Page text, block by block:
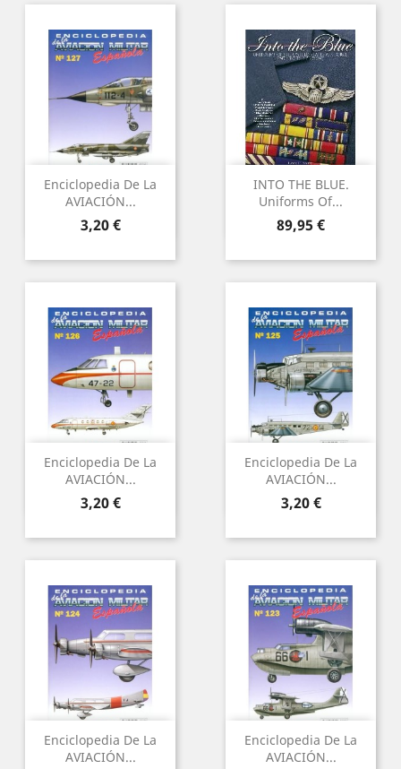
Enciclopedia De La
AVIACIÓN...
Preu
3,20 €
INTO THE BLUE.
Uniforms Of...
Preu
89,95 €
Enciclopedia De La
AVIACIÓN...
Preu
3,20 €
Enciclopedia De La
AVIACIÓN...
Preu
3,20 €
Enciclopedia De La
AVIACIÓN...
Enciclopedia De La
AVIACIÓN...